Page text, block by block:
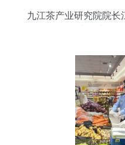
九江茶产业研究院院长